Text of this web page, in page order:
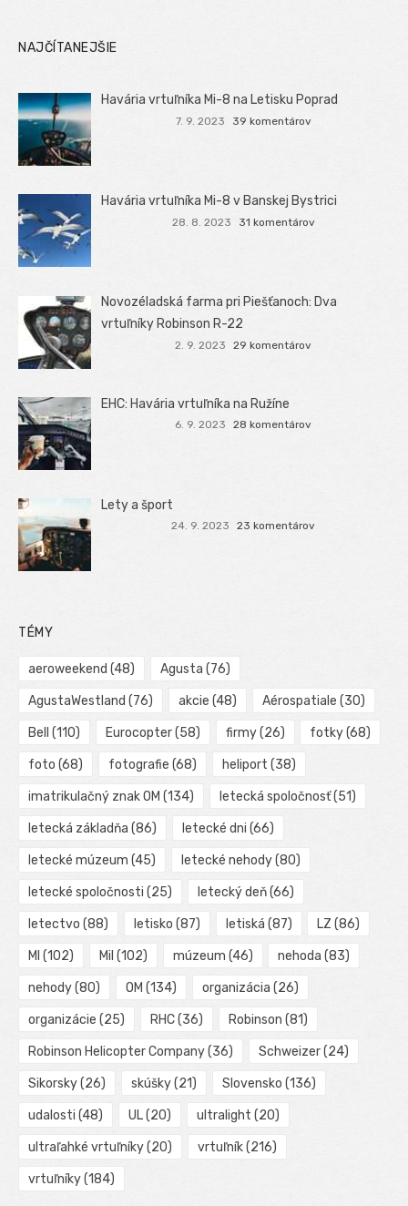
NAJČÍTANEJŠIE
Havária vrtuľníka Mi-8 na Letisku Poprad
7. 9. 2023 39 komentárov
Havária vrtuľníka Mi-8 v Banskej Bystrici
28. 8. 2023 31 komentárov
Novozéladská farma pri Piešťanoch: Dva
vrtuľníky Robinson R-22
2. 9. 2023 29 komentárov
EHC: Havária vrtuľníka na Ružíne
6. 9. 2023 28 komentárov
Lety a šport
24. 9. 2023 23 komentárov
TÉMY
aeroweekend (48) Agusta (76)
AgustaWestland (76) akcie (48) Aérospatiale (30)
Bell (110) Eurocopter(58) firmy(26) fotky(68)
foto (68) fotografie (68) heliport (38)
imatrikulačný znak OM (134) letecká spoločnosť(51)
letecká základňa (86) letecké dni (66)
letecké múzeum (45) letecké nehody(80)
letecké spoločnosti (25) letecký deň(66)
letectvo (88) letisko (87) letiská (87) LZ (86)
MI (102) Mil (102) múzeum (46) nehoda (83)
nehody(80) OM (134) organizácia (26)
organizácie (25) RHC(36) Robinson (81)
Robinson Helicopter Company(36) Schweizer(24)
Sikorsky(26) skúšky(21) Slovensko (136)
udalosti (48) UL(20) ultralight (20)
ultraľahké vrtuľníky(20) vrtuľník(216)
vrtuľníky(184)